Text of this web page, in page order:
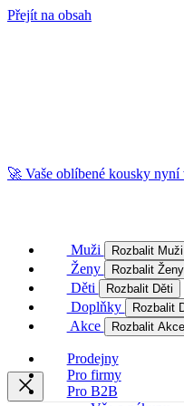
Přejít na obsah
🚀 Vaše oblíbené kousky
Muži Rozbalit Muži
Ženy Rozbalit Ženy
Děti Rozbalit Děti
Doplňky Rozbalit
Akce Rozbalit Akce
Prodejny
Pro firmy
Pro B2B